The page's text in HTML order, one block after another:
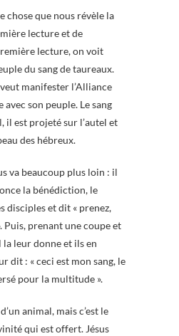
chose que nous révèle la
lecture et de
lecture, on voit
du sang de taureaux.
manifester l’Alliance
avec son peuple. Le sang
il est projeté sur l’autel et
des hébreux.
va beaucoup plus loin : il
la bénédiction, le
disciples et dit « prenez,
Puis, prenant une coupe et
leur donne et ils en
dit : « ceci est mon sang, le
pour la multitude ».
animal, mais c’est le
qui est offert. Jésus